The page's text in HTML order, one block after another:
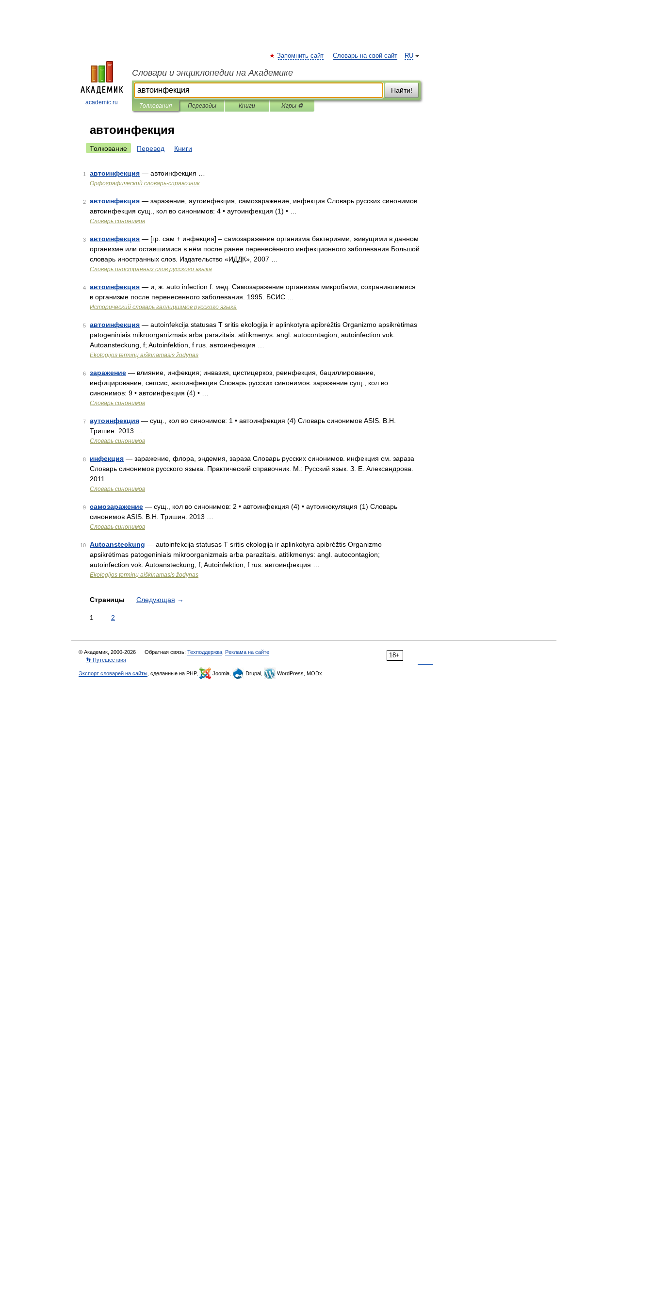
academic.ru
RU
Запомнить сайт Словарь на свой сайт
Словари и энциклопедии на Академике
Найти!
Толкования Переводы Книги Игры ⚽
автоинфекция
Толкование Перевод Книги
1 автоинфекция — автоинфекция …
Орфографический словарь-справочник
2 автоинфекция — заражение, аутоинфекция, самозаражение, инфекция Словарь русских синонимов.
автоинфекция сущ., кол во синонимов: 4 • аутоинфекция (1) • …
Словарь синонимов
3 автоинфекция — [гр. сам + инфекция] – самозаражение организма бактериями, живущими в данном
организме или оставшимися в нём после ранее перенесённого инфекционного заболевания Большой
словарь иностранных слов. Издательство «ИДДК», 2007 …
Словарь иностранных слов русского языка
4 автоинфекция — и, ж. auto infection f. мед. Самозаражение организма микробами, сохранившимися
в организме после перенесенного заболевания. 1995. БСИС …
Исторический словарь галлицизмов русского языка
5 автоинфекция — autoinfekcija statusas T sritis ekologija ir aplinkotyra apibrėžtis Organizmo apsikrėtimas
patogeniniais mikroorganizmais arba parazitais. atitikmenys: angl. autocontagion; autoinfection vok.
Autoansteckung, f; Autoinfektion, f rus. автоинфекция …
Ekologijos terminų aiškinamasis žodynas
6 заражение — влияние, инфекция; инвазия, цистицеркоз, реинфекция, бациллирование,
инфицирование, сепсис, автоинфекция Словарь русских синонимов. заражение сущ., кол во
синонимов: 9 • автоинфекция (4) • …
Словарь синонимов
7 аутоинфекция — сущ., кол во синонимов: 1 • автоинфекция (4) Словарь синонимов ASIS. В.Н.
Тришин. 2013 …
Словарь синонимов
8 инфекция — заражение, флора, эндемия, зараза Словарь русских синонимов. инфекция см. зараза
Словарь синонимов русского языка. Практический справочник. М.: Русский язык. З. Е. Александрова.
2011 …
Словарь синонимов
9 самозаражение — сущ., кол во синонимов: 2 • автоинфекция (4) • аутоинокуляция (1) Словарь
синонимов ASIS. В.Н. Тришин. 2013 …
Словарь синонимов
10 Autoansteckung — autoinfekcija statusas T sritis ekologija ir aplinkotyra apibrėžtis Organizmo
apsikrėtimas patogeniniais mikroorganizmais arba parazitais. atitikmenys: angl. autocontagion;
autoinfection vok. Autoansteckung, f; Autoinfektion, f rus. автоинфекция …
Ekologijos terminų aiškinamasis žodynas
Страницы Следующая →
1 2
18+
© Академик, 2000-2026 Обратная связь: Техподдержка Реклама на сайте
👣 Путешествия
Экспорт словарей на сайты , сделанные на PHP, Joomla, Drupal, WordPress, MODx.